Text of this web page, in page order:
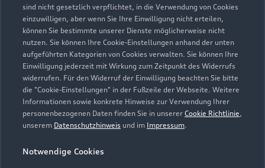
sind nicht gesetzlich verpflichtet, in die Verwendung von Cookies
einzuwilligen, aber wenn Sie Ihre Einwilligung nicht erteilen,
können Sie bestimmte unserer Dienste möglicherweise nicht
nutzen. Sie können Ihre Cookie-Einstellungen anhand der unten
aufgeführten Kategorien von Cookies verwalten. Sie können Ihre
Einwilligung jederzeit mit Wirkung zum Zeitpunkt des Widerrufs
widerrufen. Für den Widerruf der Einwilligung beachten Sie bitte
die "Cookie-Einstellungen" in der Fußzeile der Webseite. Weitere
Informationen sowie konkrete Hinweise zur Verwendung Ihrer
personenbezogenen Daten finden Sie in unserer Cookie Richtlinie,
unserem Datenschutzhinweis und im Impressum.
Notwendige Cookies
Zur Audi Shopping World